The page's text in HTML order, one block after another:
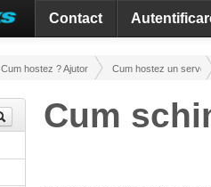
Contact
Cum hostez ? Ajutor / TutorialeCum hostez un
Cum